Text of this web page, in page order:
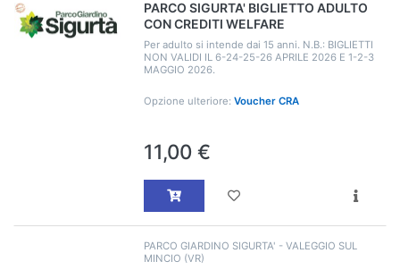
PARCO SIGURTA' BIGLIETTO ADULTO
CON CREDITI WELFARE
Per adulto si intende dai 15 anni. N.B.: BIGLIETTI
NON VALIDI IL 6-24-25-26 APRILE 2026 E 1-2-3
MAGGIO 2026.
Opzione ulteriore: Voucher CRA
11,00 €
PARCO GIARDINO SIGURTA' - VALEGGIO SUL
MINCIO (VR)